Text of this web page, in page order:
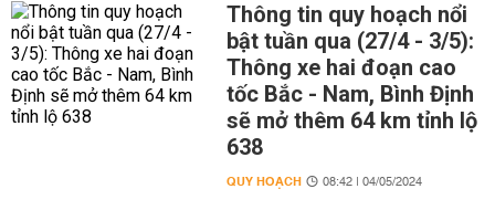
Thông tin quy hoạch nổi
bật tuần qua (27/4 - 3/5):
Thông xe hai đoạn cao
tốc Bắc - Nam, Bình Định
sẽ mở thêm 64 km tỉnh lộ
638
QUY HOẠCH 08:42 | 04/05/2024